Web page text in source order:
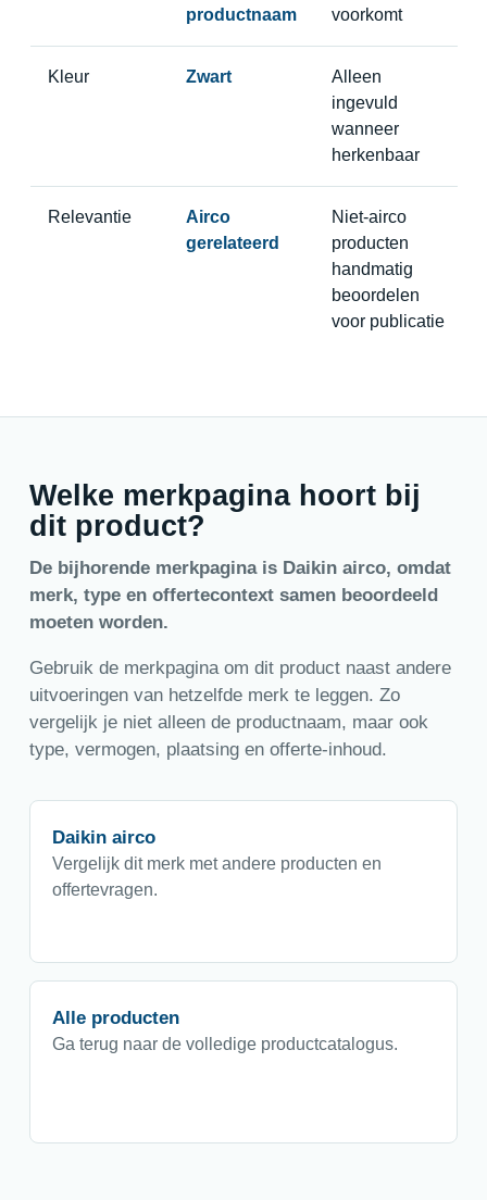
productnaam
voorkomt
Kleur Zwart
Alleen
ingevuld
wanneer
herkenbaar
Relevantie
Airco
gerelateerd
Niet-airco
producten
handmatig
beoordelen
voor publicatie
Welke merkpagina hoort bij
dit product?
De bijhorende merkpagina is Daikin airco, omdat
merk, type en offertecontext samen beoordeeld
moeten worden.
Gebruik de merkpagina om dit product naast andere
uitvoeringen van hetzelfde merk te leggen. Zo
vergelijk je niet alleen de productnaam, maar ook
type, vermogen, plaatsing en offerte-inhoud.
Daikin airco
Vergelijk dit merk met andere producten en
offertevragen.
Alle producten
Ga terug naar de volledige productcatalogus.